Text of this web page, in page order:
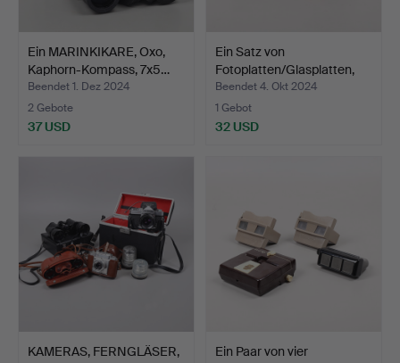
Ein MARINKIKARE, Oxo,
Kaphorn-Kompass, 7x5…
Beendet 1. Dez 2024
2 Gebote
37 USD
Ein Satz von
Fotoplatten/Glasplatten,
Agfa…
Beendet 4. Okt 2024
1 Gebot
32 USD
KAMERAS, FERNGLÄSER,
Ein Paar von vier